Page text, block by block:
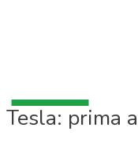
Tesla: prima